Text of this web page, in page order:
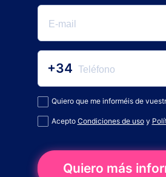
+34
Quiero que me informéis de
Acepto Condiciones de usoy
Quiero más